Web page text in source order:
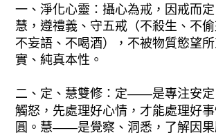
一、淨化心靈：攝心為戒，因戒而
慧，遵禮義、守五戒（不殺生、不偷
不妄語、不喝酒），不被物質慾望
實、純真本性。
二、定、慧雙修：定——是專注安定
觸怒，先處理好心情，才能處理好事
圓。慧——是覺察、洞悉，了解因